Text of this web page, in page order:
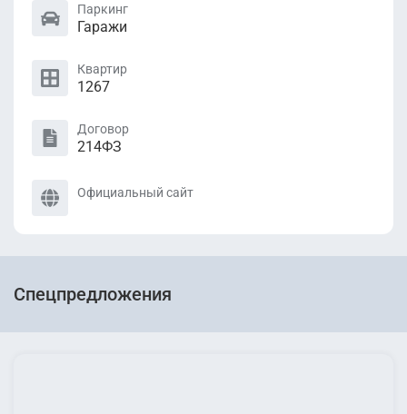
Паркинг
Гаражи
Квартир
1267
Договор
214ФЗ
Официальный сайт
Спецпредложения